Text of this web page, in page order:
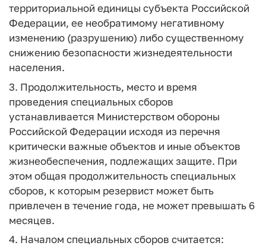
территориальной единицы субъекта Российской
Федерации, ее необратимому негативному
изменению (разрушению) либо существенному
снижению безопасности жизнедеятельности
населения.
3. Продолжительность, место и время
проведения специальных сборов
устанавливается Министерством обороны
Российской Федерации исходя из перечня
критически важные объектов и иные объектов
жизнеобеспечения, подлежащих защите. При
этом общая продолжительность специальных
сборов, к которым резервист может быть
привлечен в течение года, не может превышать 6
месяцев.
4. Началом специальных сборов считается: